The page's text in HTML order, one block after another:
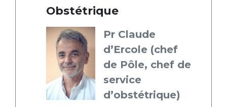
Obstétrique
Pr Claude
d’Ercole (chef
de Pôle, chef de
service
d’obstétrique)